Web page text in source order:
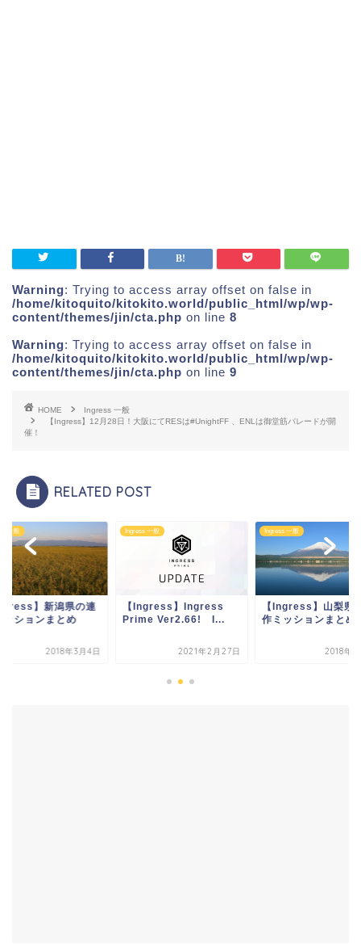
Warning: Trying to access array offset on false in
/home/kitoquito/kitokito.world/public_html/wp/wp-
content/themes/jin/cta.php on line 8
Warning: Trying to access array offset on false in
/home/kitoquito/kitokito.world/public_html/wp/wp-
content/themes/jin/cta.php on line 9
HOME
Ingress 一般
【Ingress】12月28日！大阪にてRESは#UnightFF 、ENLは御堂筋パレードが開
催！
RELATED POST
一般
】Ingress
Ver2.66! I...
2021年2月27日
Ingress 一般
【Ingress】山梨県の連
作ミッションまとめ
2018年3月4日
Ingress 一般
【Ingress】新潟県
作ミッションまとめ
2018年3